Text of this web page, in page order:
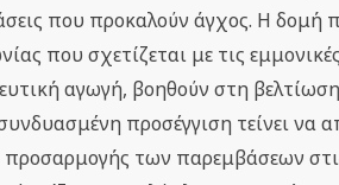
που προκαλούν άγχος. Η δομή
που σχετίζεται με τις
αγωγή, βοηθούν στη
συνδυασμένη προσέγγιση τείνει
των παρεμβάσεων